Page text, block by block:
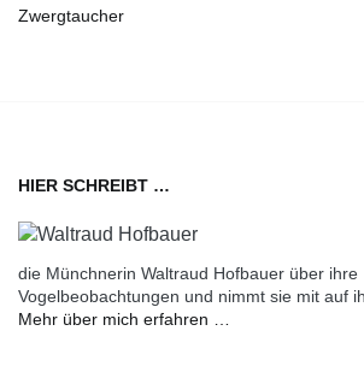
Zwergtaucher
HIER SCHREIBT …
die Münchnerin Waltraud Hofbauer über ihre
Vogelbeobachtungen und nimmt sie mit auf
Mehr über mich erfahren …